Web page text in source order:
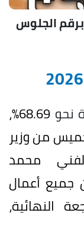
برقم الجلوس
نحو
68.69%،
من وزير
الفني محمد
جميع أعمال
النهائية،